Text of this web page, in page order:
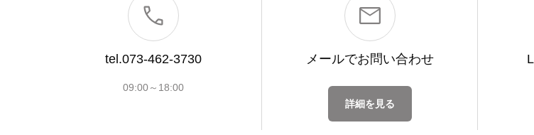
tel.073-462-3730
09:00～18:00
メールでお問い合わせ
詳細を見る